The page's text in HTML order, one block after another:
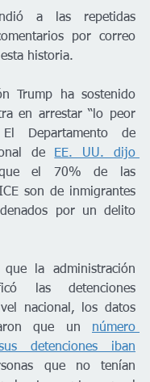
a las repetidas
por correo
historia.
Trump ha sostenido
en arrestar “lo peor
Departamento de
de EE. UU. dijo
el 70% de las
son de inmigrantes
por un delito
la administración
las detenciones
nacional, los datos
que un número
detenciones iban
que no tenían